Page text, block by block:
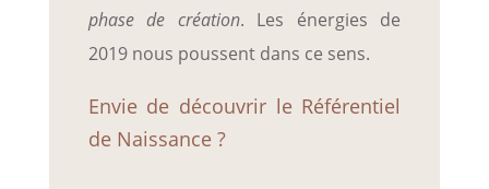
phase de création. Les énergies de
2019 nous poussent dans ce sens.
Envie de découvrir le Référentiel
de Naissance ?